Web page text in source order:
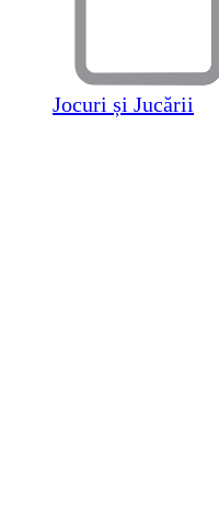
Jocuri și Jucării